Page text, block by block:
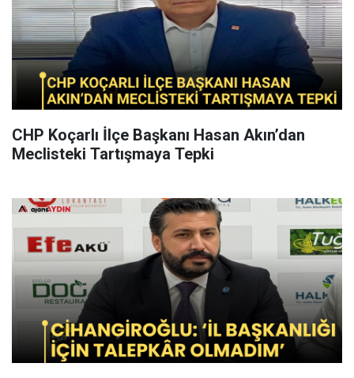
CHP Koçarlı İlçe Başkanı Hasan Akın’dan
Meclisteki Tartışmaya Tepki